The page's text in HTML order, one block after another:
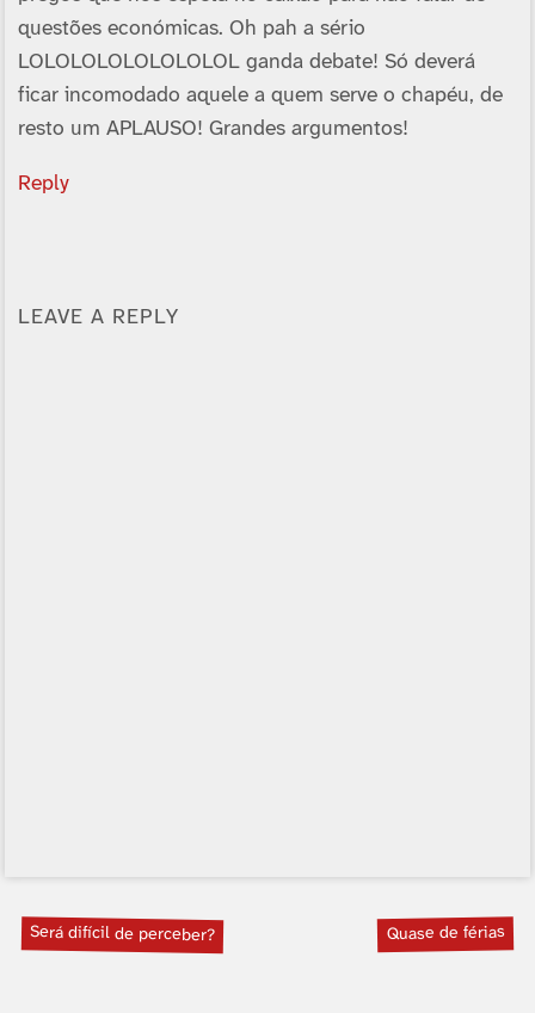
questões económicas. Oh pah a sério
LOLOLOLOLOLOLOLOL ganda debate! Só deverá
ficar incomodado aquele a quem serve o chapéu, de
resto um APLAUSO! Grandes argumentos!
Reply
LEAVE A REPLY
Será difí­cil de perceber? Quase de férias